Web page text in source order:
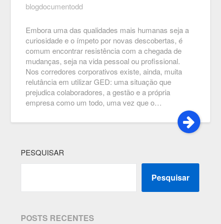
blogdocumentodd
Embora uma das qualidades mais humanas seja a
curiosidade e o ímpeto por novas descobertas, é
comum encontrar resistência com a chegada de
mudanças, seja na vida pessoal ou profissional.
Nos corredores corporativos existe, ainda, muita
relutância em utilizar GED: uma situação que
prejudica colaboradores, a gestão e a própria
empresa como um todo, uma vez que o…
PESQUISAR
Pesquisar
POSTS RECENTES